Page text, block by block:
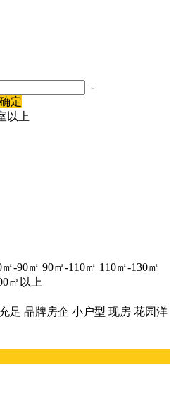
-
确定
以上
㎡-90㎡ 90㎡-110㎡ 110㎡-130㎡
㎡以上
足 品牌房企 小户型 现房 花园洋